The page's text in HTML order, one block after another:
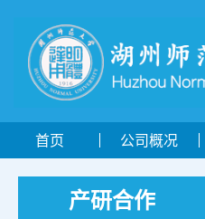
首页 公司概况
产研合作